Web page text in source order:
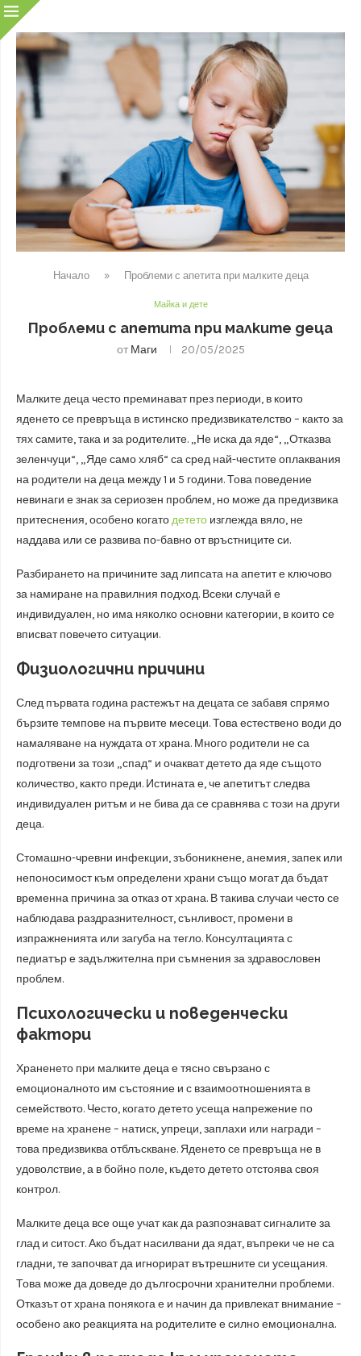
Начало » Проблеми с апетита при малките деца
Майка и дете
Проблеми с апетита при малките деца
от Маги 20/05/2025
Малките деца често преминават през периоди, в които
яденето се превръща в истинско предизвикателство – както за
тях самите, така и за родителите. „Не иска да яде“, „Отказва
зеленчуци“, „Яде само хляб“ са сред най-честите оплаквания
на родители на деца между 1 и 5 години. Това поведение
невинаги е знак за сериозен проблем, но може да предизвика
притеснения, особено когатодетето изглежда вяло, не
наддава или се развива по-бавно от връстниците си.
Разбирането на причините зад липсата на апетит е ключово
за намиране на правилния подход. Всеки случай е
индивидуален, но има няколко основни категории, в които се
вписват повечето ситуации.
Физиологични причини
След първата година растежът на децата се забавя спрямо
бързите темпове на първите месеци. Това естествено води до
намаляване на нуждата от храна. Много родители не са
подготвени за този „спад“ и очакват детето да яде същото
количество, както преди. Истината е, че апетитът следва
индивидуален ритъм и не бива да се сравнява с този на други
деца.
Стомашно-чревни инфекции, зъбоникнене, анемия, запек или
непоносимост към определени храни също могат да бъдат
временна причина за отказ от храна. В такива случаи често се
наблюдава раздразнителност, сънливост, промени в
изпражненията или загуба на тегло. Консултацията с
педиатър е задължителна при съмнения за здравословен
проблем.
Психологически и поведенчески
фактори
Храненето при малките деца е тясно свързано с
емоционалното им състояние и с взаимоотношенията в
семейството. Често, когато детето усеща напрежение по
време на хранене – натиск, упреци, заплахи или награди –
това предизвиква отблъскване. Яденето се превръща не в
удоволствие, а в бойно поле, където детето отстоява своя
контрол.
Малките деца все още учат как да разпознават сигналите за
глад и ситост. Ако бъдат насилвани да ядат, въпреки че не са
гладни, те започват да игнорират вътрешните си усещания.
Това може да доведе до дългосрочни хранителни проблеми.
Отказът от храна понякога е и начин да привлекат внимание –
особено ако реакцията на родителите е силно емоционална.